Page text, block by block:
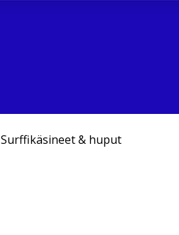
Surffikäsineet & huput